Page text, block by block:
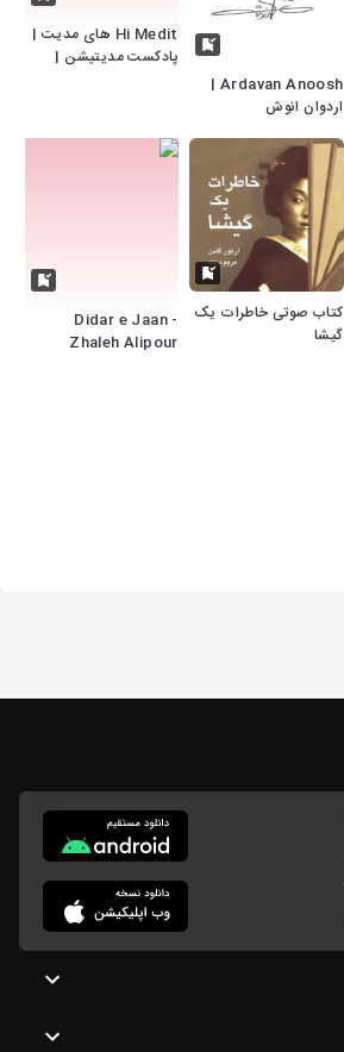
Ardavan Anoosh |
اردوان انوش
Hi Medit های مدیت |
پادکست مدیتیشن |
کتاب صوتی خاطرات یک
گیشا
Didar e Jaan -
Zhaleh Alipour